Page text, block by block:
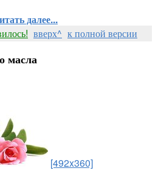
далее...
вверх^ к полной версии
масла
[492x360]